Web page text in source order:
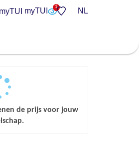
myTUI NL
de prijs voor jouw